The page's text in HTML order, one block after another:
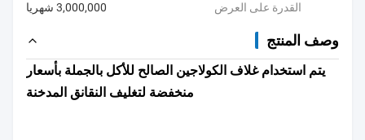
القدرة على العرض 3,000,000 شهريا
وصف المنتج
يتم استخدام غلاف الكولاجين الصالح للأكل بالجملة بأسعار
منخفضة لتغليف النقانق المدخنة